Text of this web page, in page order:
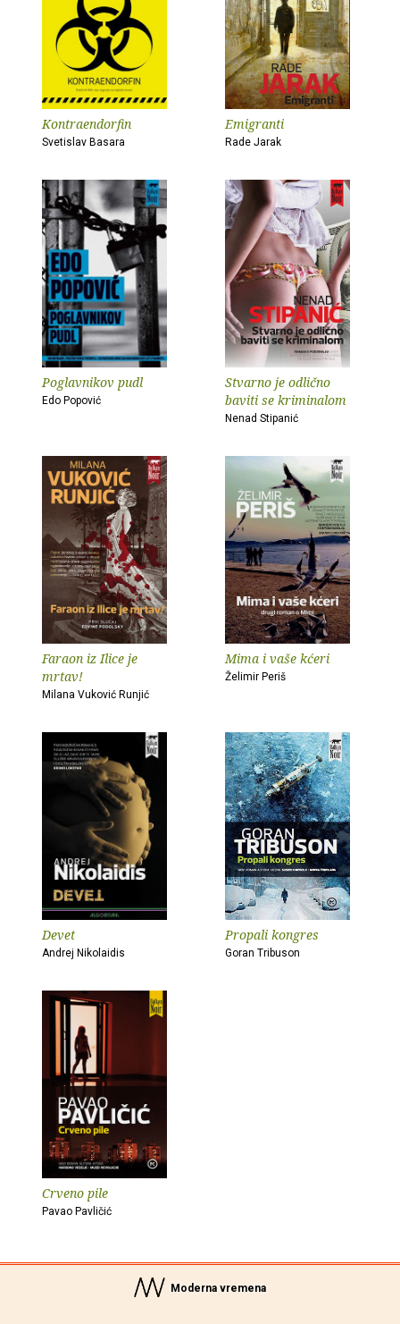
Kontraendorfin
Svetislav Basara
Emigranti
Rade Jarak
Poglavnikov pudl
Edo Popović
Stvarno je odlično
baviti se kriminalom
Nenad Stipanić
Faraon iz Ilice je
mrtav!
Milana Vuković Runjić
Mima i vaše kćeri
Želimir Periš
Devet
Andrej Nikolaidis
Propali kongres
Goran Tribuson
Crveno pile
Pavao Pavličić
Moderna vremena